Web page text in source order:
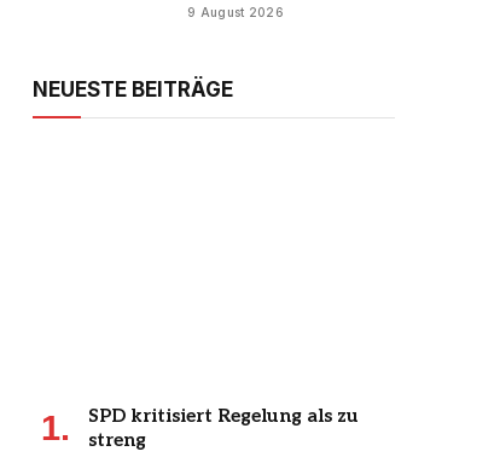
9 August 2026
NEUESTE BEITRÄGE
SPD kritisiert Regelung als zu
streng